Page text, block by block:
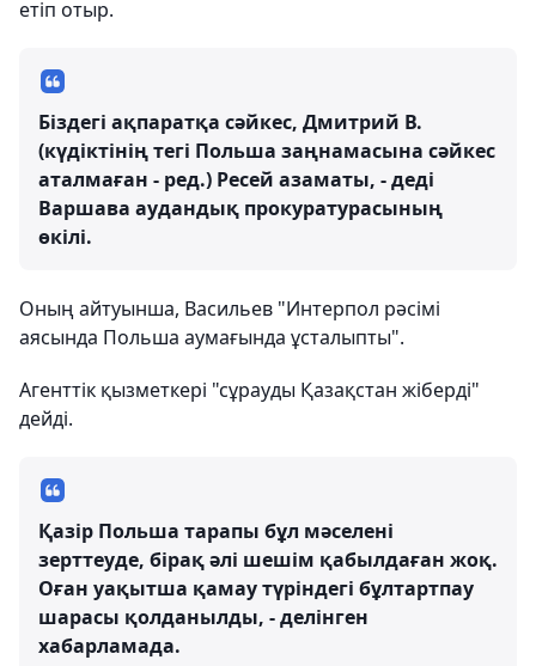
етіп отыр.
Біздегі ақпаратқа сәйкес, Дмитрий В.
(күдіктінің тегі Польша заңнамасына сәйкес
аталмаған - ред.) Ресей азаматы, - деді
Варшава аудандық прокуратурасының
өкілі.
Оның айтуынша, Васильев "Интерпол рәсімі
аясында Польша аумағында ұсталыпты".
Агенттік қызметкері "сұрауды Қазақстан жіберді"
дейді.
Қазір Польша тарапы бұл мәселені
зерттеуде, бірақ әлі шешім қабылдаған жоқ.
Оған уақытша қамау түріндегі бұлтартпау
шарасы қолданылды, - делінген
хабарламада.